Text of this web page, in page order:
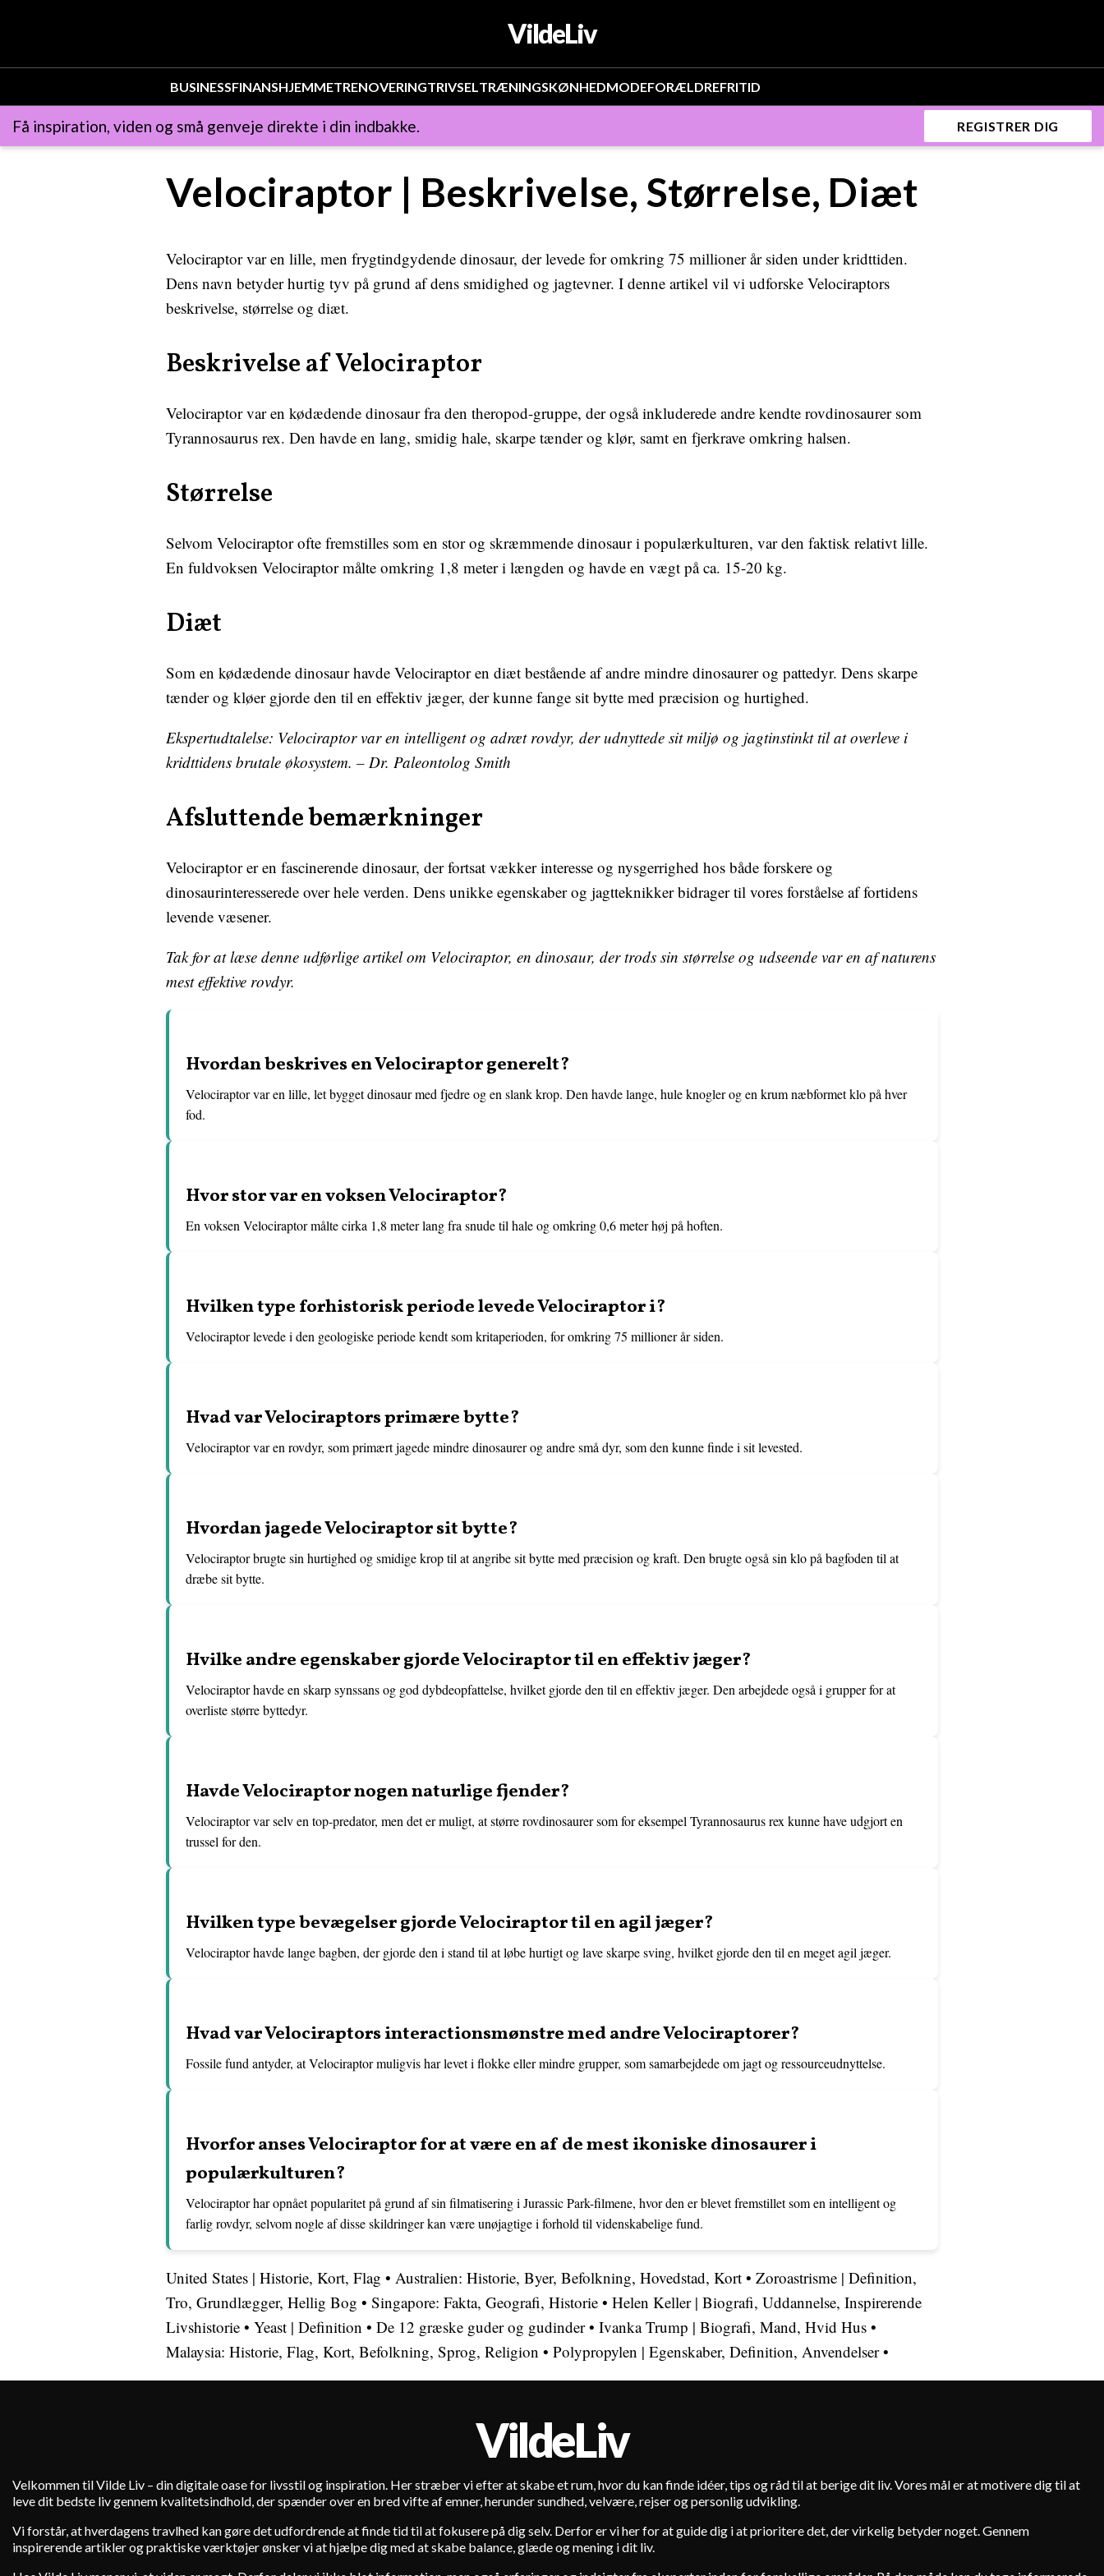
VildeLiv
BUSINESSFINANSHJEMMETRENOVERINGTRIVSELTRÆNINGSKØNHEDMODEFORÆLDREFRITID
Få inspiration, viden og små genveje direkte i din indbakke. REGISTRER DIG
Velociraptor | Beskrivelse, Størrelse, Diæt
Velociraptor var en lille, men frygtindgydende dinosaur, der levede for omkring 75 millioner år siden under kridttiden.
Dens navn betyder hurtig tyv på grund af dens smidighed og jagtevner. I denne artikel vil vi udforske Velociraptors
beskrivelse, størrelse og diæt.
Beskrivelse af Velociraptor
Velociraptor var en kødædende dinosaur fra den theropod-gruppe, der også inkluderede andre kendte rovdinosaurer som
Tyrannosaurus rex. Den havde en lang, smidig hale, skarpe tænder og klør, samt en fjerkrave omkring halsen.
Størrelse
Selvom Velociraptor ofte fremstilles som en stor og skræmmende dinosaur i populærkulturen, var den faktisk relativt lille.
En fuldvoksen Velociraptor målte omkring 1,8 meter i længden og havde en vægt på ca. 15-20 kg.
Diæt
Som en kødædende dinosaur havde Velociraptor en diæt bestående af andre mindre dinosaurer og pattedyr. Dens skarpe
tænder og kløer gjorde den til en effektiv jæger, der kunne fange sit bytte med præcision og hurtighed.
Ekspertudtalelse: Velociraptor var en intelligent og adræt rovdyr, der udnyttede sit miljø og jagtinstinkt til at overleve i
kridttidens brutale økosystem. – Dr. Paleontolog Smith
Afsluttende bemærkninger
Velociraptor er en fascinerende dinosaur, der fortsat vækker interesse og nysgerrighed hos både forskere og
dinosaurinteresserede over hele verden. Dens unikke egenskaber og jagtteknikker bidrager til vores forståelse af fortidens
levende væsener.
Tak for at læse denne udførlige artikel om Velociraptor, en dinosaur, der trods sin størrelse og udseende var en af naturens
mest effektive rovdyr.
Hvordan beskrives en Velociraptor generelt?
Velociraptor var en lille, let bygget dinosaur med fjedre og en slank krop. Den havde lange, hule knogler og en krum næbformet klo på hver
fod.
Hvor stor var en voksen Velociraptor?
En voksen Velociraptor målte cirka 1,8 meter lang fra snude til hale og omkring 0,6 meter høj på hoften.
Hvilken type forhistorisk periode levede Velociraptor i?
Velociraptor levede i den geologiske periode kendt som kritaperioden, for omkring 75 millioner år siden.
Hvad var Velociraptors primære bytte?
Velociraptor var en rovdyr, som primært jagede mindre dinosaurer og andre små dyr, som den kunne finde i sit levested.
Hvordan jagede Velociraptor sit bytte?
Velociraptor brugte sin hurtighed og smidige krop til at angribe sit bytte med præcision og kraft. Den brugte også sin klo på bagfoden til at
dræbe sit bytte.
Hvilke andre egenskaber gjorde Velociraptor til en effektiv jæger?
Velociraptor havde en skarp synssans og god dybdeopfattelse, hvilket gjorde den til en effektiv jæger. Den arbejdede også i grupper for at
overliste større byttedyr.
Havde Velociraptor nogen naturlige fjender?
Velociraptor var selv en top-predator, men det er muligt, at større rovdinosaurer som for eksempel Tyrannosaurus rex kunne have udgjort en
trussel for den.
Hvilken type bevægelser gjorde Velociraptor til en agil jæger?
Velociraptor havde lange bagben, der gjorde den i stand til at løbe hurtigt og lave skarpe sving, hvilket gjorde den til en meget agil jæger.
Hvad var Velociraptors interactionsmønstre med andre Velociraptorer?
Fossile fund antyder, at Velociraptor muligvis har levet i flokke eller mindre grupper, som samarbejdede om jagt og ressourceudnyttelse.
Hvorfor anses Velociraptor for at være en af de mest ikoniske dinosaurer i
populærkulturen?
Velociraptor har opnået popularitet på grund af sin filmatisering i Jurassic Park-filmene, hvor den er blevet fremstillet som en intelligent og
farlig rovdyr, selvom nogle af disse skildringer kan være unøjagtige i forhold til videnskabelige fund.
United States | Historie, Kort, Flag • Australien: Historie, Byer, Befolkning, Hovedstad, Kort • Zoroastrisme | Definition,
Tro, Grundlægger, Hellig Bog • Singapore: Fakta, Geografi, Historie • Helen Keller | Biografi, Uddannelse, Inspirerende
Livshistorie • Yeast | Definition • De 12 græske guder og gudinder• Ivanka Trump | Biografi, Mand, Hvid Hus •
Malaysia: Historie, Flag, Kort, Befolkning, Sprog, Religion • Polypropylen | Egenskaber, Definition, Anvendelser•
VildeLiv
Velkommen til Vilde Liv – din digitale oase for livsstil og inspiration. Her stræber vi efter at skabe et rum, hvor du kan finde idéer, tips og råd til at berige dit liv. Vores mål er at motivere dig til at
leve dit bedste liv gennem kvalitetsindhold, der spænder over en bred vifte af emner, herunder sundhed, velvære, rejser og personlig udvikling.
Vi forstår, at hverdagens travlhed kan gøre det udfordrende at finde tid til at fokusere på dig selv. Derfor er vi her for at guide dig i at prioritere det, der virkelig betyder noget. Gennem
inspirerende artikler og praktiske værktøjer ønsker vi at hjælpe dig med at skabe balance, glæde og mening i dit liv.